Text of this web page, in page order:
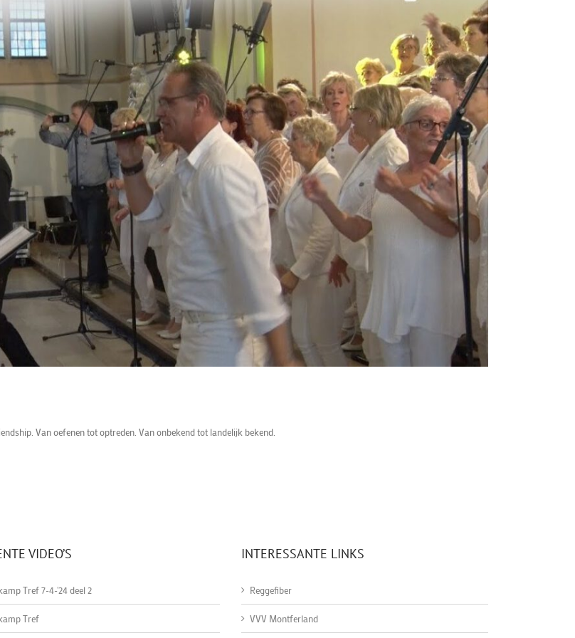
Van oefenen tot optreden. Van onbekend tot landelijk bekend.
VIDEO’S
Tref 7-4-'24 deel 2
Tref
INTERESSANTE LINKS
Reggefiber
VVV Montferland